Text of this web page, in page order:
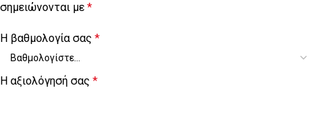
σημειώνονται με *
Η βαθμολογία σας *
Η αξιολόγησή σας *